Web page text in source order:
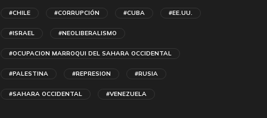
#CHILE #CORRUPCIÓN #CUBA #EE.UU.
#ISRAEL #NEOLIBERALISMO
#OCUPACION MARROQUI DEL SAHARA OCCIDENTAL
#PALESTINA #REPRESION #RUSIA
#SAHARA OCCIDENTAL #VENEZUELA